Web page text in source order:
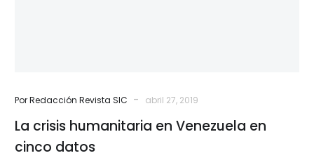
Por Redacción Revista SIC - abril 27, 2019
La crisis humanitaria en Venezuela en
cinco datos